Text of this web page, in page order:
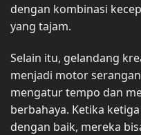
dengan kombinasi
yang tajam.
Selain itu, gelandang
menjadi motor
mengatur tempo dan
berbahaya. Ketika
dengan baik, mereka